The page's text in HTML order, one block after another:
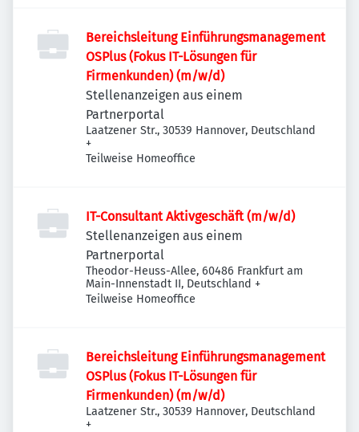
Bereichsleitung Einführungsmanagement
OSPlus (Fokus IT-Lösungen für
Firmenkunden) (m/w/d)
Stellenanzeigen aus einem
Partnerportal
Laatzener Str., 30539 Hannover, Deutschland
+
Teilweise Homeoffice
IT-Consultant Aktivgeschäft (m/w/d)
Stellenanzeigen aus einem
Partnerportal
Theodor-Heuss-Allee, 60486 Frankfurt am
Main-Innenstadt II, Deutschland +
Teilweise Homeoffice
Bereichsleitung Einführungsmanagement
OSPlus (Fokus IT-Lösungen für
Firmenkunden) (m/w/d)
Laatzener Str., 30539 Hannover, Deutschland
+